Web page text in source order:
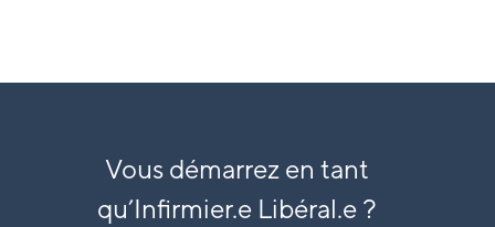
Vous démarrez en tant
qu’Infirmier.e Libéral.e ?